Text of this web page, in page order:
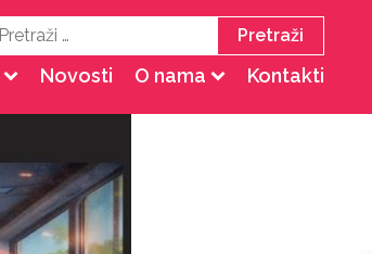
Pretraži:
Novosti O nama Kontakti